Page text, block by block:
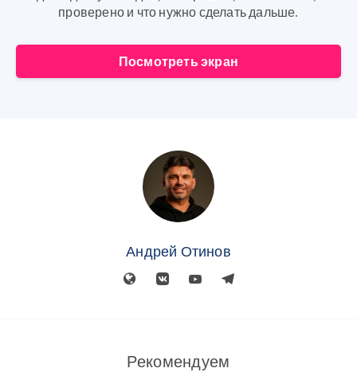
проверено и что нужно сделать дальше.
Посмотреть экран
Андрей Отинов
Рекомендуем